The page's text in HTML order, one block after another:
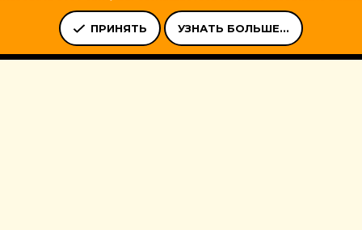
УСЛОВИЯ И ПРАВИЛА ПОЛИТИКА КОНФИДЕНЦИАЛЬНОСТИ
ПРИНЯТЬ УЗНАТЬ БОЛЬШЕ...